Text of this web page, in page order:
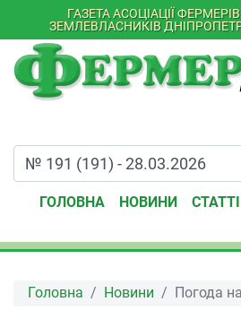
ГАЗЕТА АСОЦІАЦІЇ
ЗЕМЛЕВЛАСНИКІВ
ГОЛОВНА НОВИНИ СТАТТІ
Головна Новини Погода